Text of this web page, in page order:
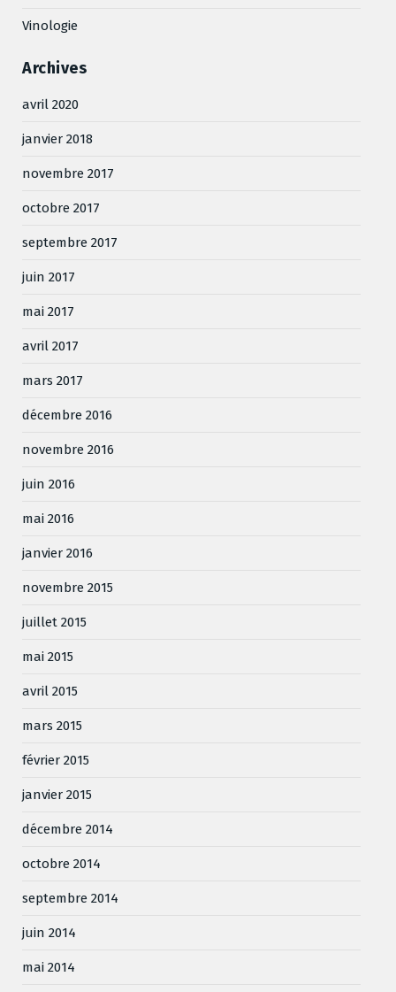
Vinologie
Archives
avril 2020
janvier 2018
novembre 2017
octobre 2017
septembre 2017
juin 2017
mai 2017
avril 2017
mars 2017
décembre 2016
novembre 2016
juin 2016
mai 2016
janvier 2016
novembre 2015
juillet 2015
mai 2015
avril 2015
mars 2015
février 2015
janvier 2015
décembre 2014
octobre 2014
septembre 2014
juin 2014
mai 2014